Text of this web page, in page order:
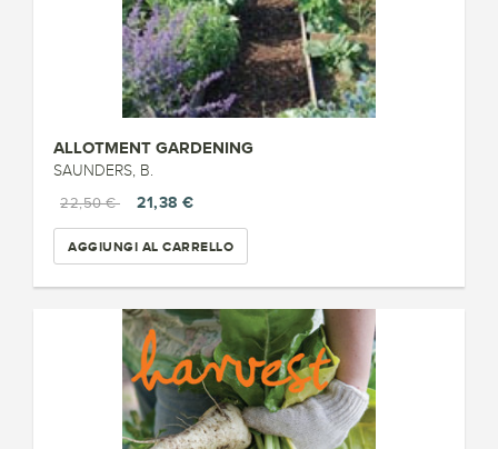
ALLOTMENT GARDENING
SAUNDERS, B.
22,50 €
21,38 €
AGGIUNGI AL CARRELLO